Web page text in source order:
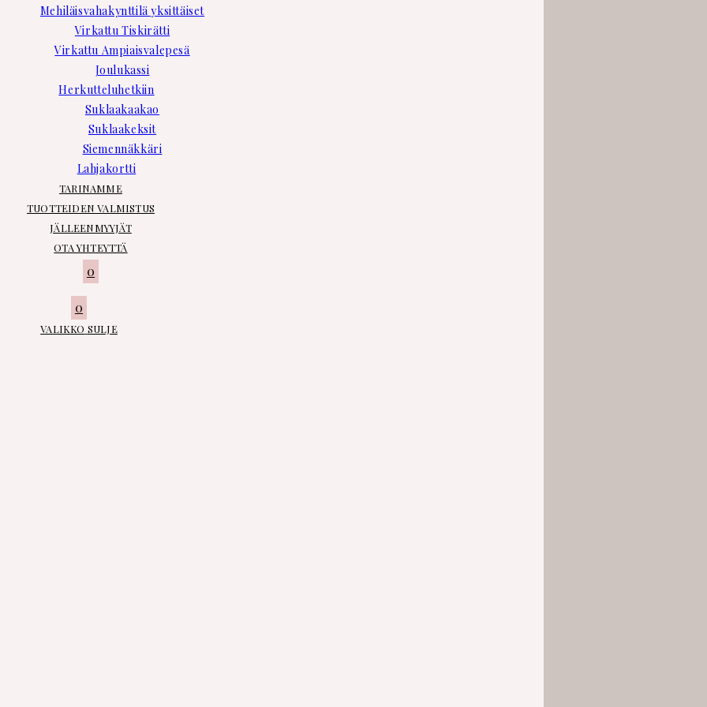
Mehiläisvahakynttilä yksittäiset
Virkattu Tiskirätti
Virkattu Ampiaisvalepesä
Joulukassi
Herkutteluhetkiin
Suklaakaakao
Suklaakeksit
Siemennäkkäri
Lahjakortti
TARINAMME
TUOTTEIDEN VALMISTUS
JÄLLEENMYYJÄT
OTA YHTEYTTÄ
0
0
VALIKKO SULJE